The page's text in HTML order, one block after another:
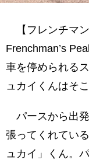
【フレンチマ
Frenchman’s
車を停められる
ュカイくんはそ
パースから出
張ってくれてい
ュカイ」くん。